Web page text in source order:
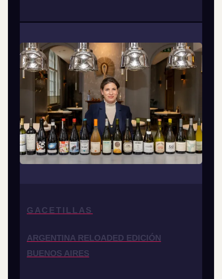
GACETILLAS
ARGENTINA RELOADED EDICIÓN
BUENOS AIRES